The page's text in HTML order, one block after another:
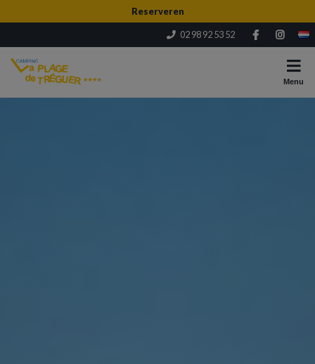
Reserveren
02 98 92 53 52
Menu